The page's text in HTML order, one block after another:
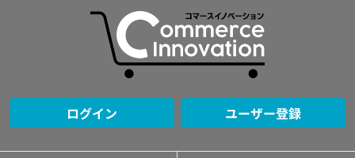
ログイン ユーザー登録